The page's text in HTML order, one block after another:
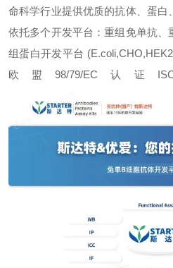
命科学行业提供优质的抗体、蛋白
依托多个开发平台：重组免单抗
组蛋白开发平台
欧盟98/79/EC认证